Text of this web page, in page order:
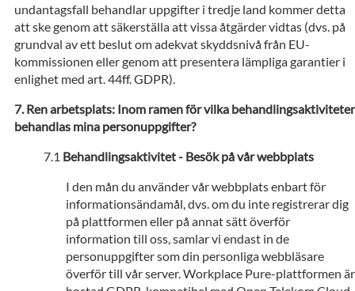
undantagsfall behandlar uppgifter i tredje land kommer detta
att ske genom att säkerställa att vissa åtgärder vidtas (dvs. på
grundval av ett beslut om adekvat skyddsnivå från EU-
kommissionen eller genom att presentera lämpliga garantier i
enlighet med art. 44ff. GDPR).
Ren arbetsplats: Inom ramen för vilka behandlingsaktiviteter
behandlas mina personuppgifter?
Behandlingsaktivitet - Besök på vår webbplats
I den mån du använder vår webbplats enbart för
informationsändamål, dvs. om du inte registrerar dig
på plattformen eller på annat sätt överför
information till oss, samlar vi endast in de
personuppgifter som din personliga webbläsare
överför till vår server. Workplace Pure-plattformen är